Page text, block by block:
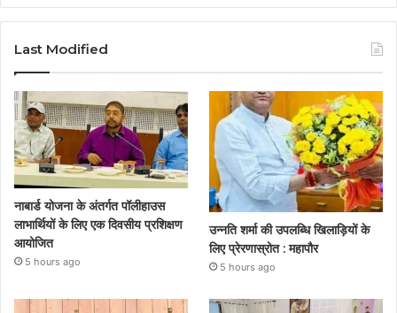
Last Modified
नाबार्ड योजना के अंतर्गत पॉलीहाउस
लाभार्थियों के लिए एक दिवसीय प्रशिक्षण
आयोजित
5 hours ago
उन्नति शर्मा की उपलब्धि खिलाड़ियों के
लिए प्रेरणास्रोत : महापौर
5 hours ago